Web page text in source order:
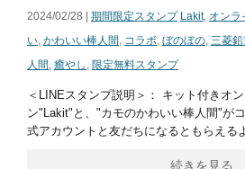
2024/02/28 | 期間限定スタンプ Lakit, オンラ
い, かわいい棒人間, コラボ, ぼのぼの, 三菱
人間, 癒やし , 限定無料スタンプ
＜LINEスタンプ説明＞： キット付きオ
ン"Lakit"と、"カモのかわいい棒人間"が
式アカウントと友だちになるともらえる
続きを見る